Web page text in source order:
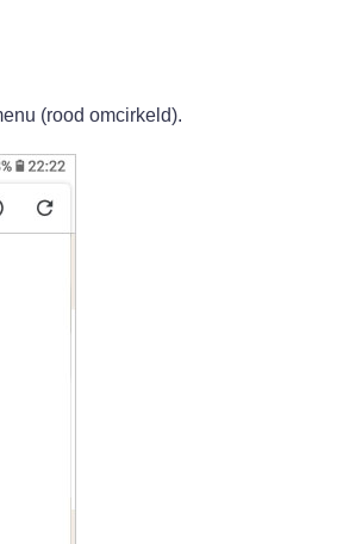
(rood omcirkeld).